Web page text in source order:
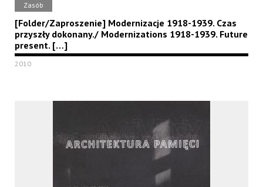
Zasób
[Folder/Zaproszenie] Modernizacje 1918-1939. Czas
przyszły dokonany./ Modernizations 1918-1939. Future
present. […]
2010